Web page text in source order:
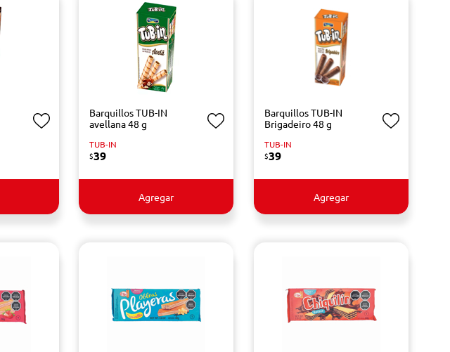
Barquillos TUB-IN
avellana 48 g
TUB-IN
$39
Agregar
Barquillos TUB-IN
Brigadeiro 48 g
TUB-IN
$39
Agregar